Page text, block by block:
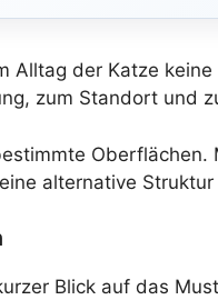
Alltag der Katze
zum Standort und
alternative Struktur
Blick auf das